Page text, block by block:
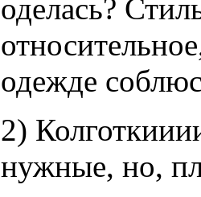
оделась?
одежде
2)
нужные, но,